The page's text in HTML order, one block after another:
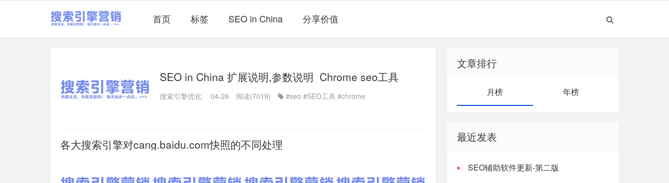
首页 标签 SEO in China 分享价值
SEO in China 扩展说明,参数说明_Chrome seo工具
搜索引擎优化 04-26 阅读(7019) #seo #SEO工具 #chrome
各大搜索引擎对cang.baidu.com快照的不同处理
文章排行
月榜 年榜
最近发表
SEO辅助软件更新-第二版